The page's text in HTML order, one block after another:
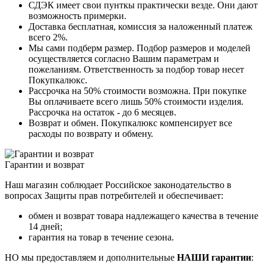
СДЭК имеет свои пунткы практически везде. Они дают
возможность примерки.
Доставка бесплатная, комиссия за наложенный платеж
всего 2%.
Мы сами подберм размер. Подбор размеров и моделей
осуществляется согласно Вашим параметрам и
пожеланиям. Ответственность за подбор товар несет
Покупкалюкс.
Рассрочка на 50% стоимости возможна. При покупке
Вы оплачиваете всего лишь 50% стоимости изделия.
Рассрочка на остаток - до 6 месяцев.
Возврат и обмен. Покупкалюкс компенсирует все
расходы по возврату и обмену.
Гарантии и возврат
Наш магазин соблюдает Российское законодательство в
вопросах Защиты прав потребителей и обеспечивает:
обмен и возврат товара надлежащего качества в течение
14 дней;
гарантия на товар в течение сезона.
НО мы предоставляем и дополнительные НАШИ гарантии: